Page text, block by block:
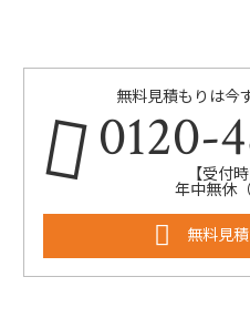
無料見積もりは今
0120-
【受付
年中無休
無料見